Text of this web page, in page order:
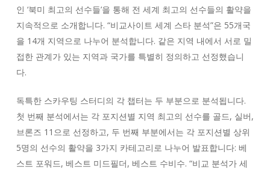
인 ‘북미 최고의 선수들’을 통해 전 세계 최고의 선수들의 활약을
지속적으로 소개합니다. “비교사이트 세계 스타 분석”은 55개국
을 14개 지역으로 나누어 분석합니다. 같은 지역 내에서 서로 밀
접한 관계가 있는 지역과 국가를 특별히 정의하고 선정했습니
다.
독특한 스카우팅 스터디의 각 챕터는 두 부분으로 분석됩니다.
첫 번째 분석에서는 각 포지션별 지역 최고의 선수를 골드, 실버,
브론즈 11으로 선정하고, 두 번째 부분에서는 각 포지션별 상위
5명의 선수의 활약을 3가지 카테고리로 나누어 발표합니다: 베
스트 포워드, 베스트 미드필더, 베스트 수비수. “비교 분석가 세